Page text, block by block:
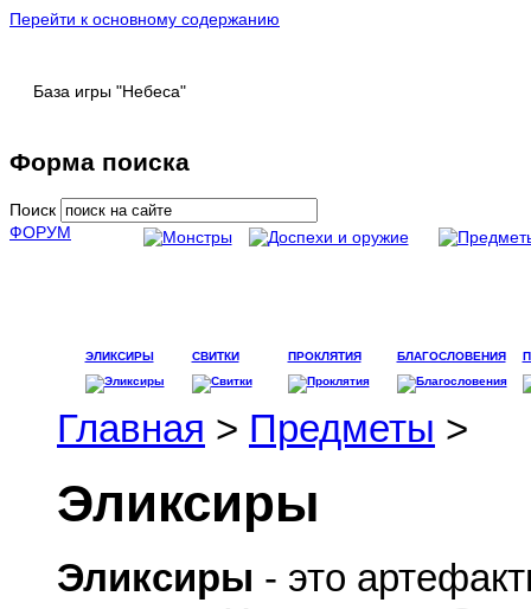
Перейти к основному содержанию
База игры "Небеса"
Форма поиска
Поиск
ФОРУМ
ЭЛИКСИРЫ СВИТКИ ПРОКЛЯТИЯ БЛАГОСЛОВЕНИЯ
Главная > Предметы >
Эликсиры
Эликсиры - это